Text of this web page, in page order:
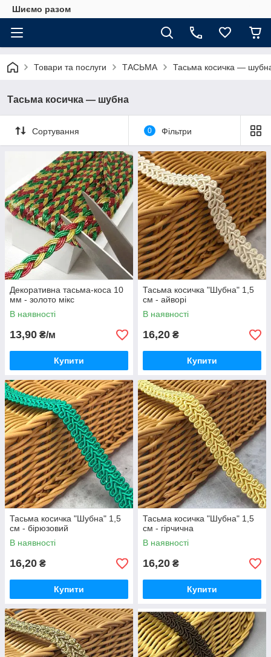
Шиємо разом
Товари та послуги ТАСЬМА Тасьма косичка —
Тасьма косичка — шубна
Сортування 0 Фільтри
Декоративна тасьма-коса 10
мм - золото мікс
В наявності
13,90 ₴/м
Купити
Тасьма косичка "Шубна" 1,5
см - айворі
В наявності
16,20 ₴
Купити
Тасьма косичка "Шубна" 1,5
см - бірюзовий
В наявності
16,20 ₴
Купити
Тасьма косичка "Шубна" 1,5
см - гірчична
В наявності
16,20 ₴
Купити